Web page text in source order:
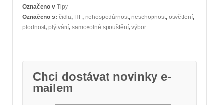
Označeno v Tipy
Označeno s: čidla, HF, nehospodárnost, neschopnost, osvětlení,
plodnost, plýtvání, samovolné spouštění, výbor
Chci dostávat novinky e-
mailem